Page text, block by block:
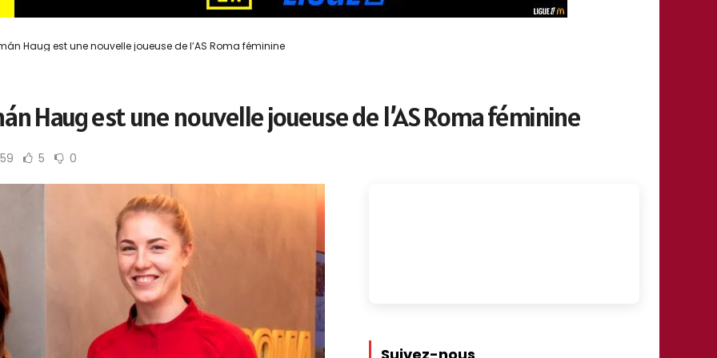
Haug est une nouvelle joueuse de l’AS Roma féminine
Haug est une nouvelle joueuse de l’AS Roma féminine
5 0